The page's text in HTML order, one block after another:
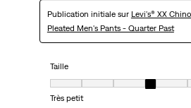
Publication initiale sur Levi's® XX
Pleated Men's Pants - Quarter Past
Taille
Très petit